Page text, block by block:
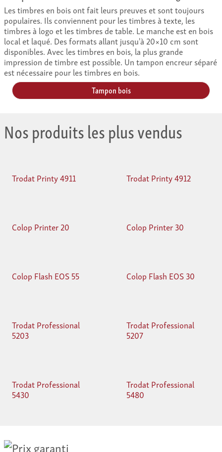
Les timbres en bois ont fait leurs preuves et sont toujours
populaires. Ils conviennent pour les timbres à texte, les
timbres à logo et les timbres de table. Le manche est en bois
local et laqué. Des formats allant jusqu'à 20×10 cm sont
disponibles. Avec les timbres en bois, la plus grande
impression de timbre est possible. Un tampon encreur séparé
est nécessaire pour les timbres en bois.
Tampon bois
Nos produits les plus vendus
Trodat Printy 4911 Trodat Printy 4912
Colop Printer 20 Colop Printer 30
Colop Flash EOS 55 Colop Flash EOS 30
Trodat Professional
5203
Trodat Professional
5207
Trodat Professional
5430
Trodat Professional
5480